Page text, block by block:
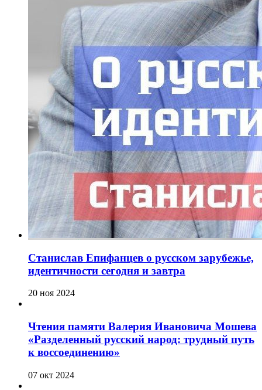
Станислав Епифанцев о русском зарубежье,
идентичности сегодня и завтра
20 ноя 2024
Чтения памяти Валерия Ивановича Мошева
«Разделенный русский народ: трудный путь
к воссоединению»
07 окт 2024